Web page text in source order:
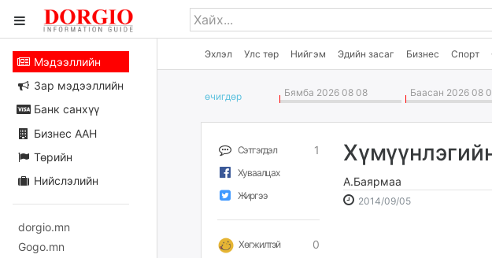
Эхлэл Улс төр Нийгэм Эдийн засаг Бизнес Спорт
Мэдээллийн
Зар мэдээллийн
Банк санхүү
Бизнес ААН
Төрийн
Нийслэлийн
dorgio.mn
Gogo.mn
өчигдѳр Бямба 2026 08 08 Баасан 2026 08
Сэтгэгдэл 1
Хуваалцах
Жиргээ
Хөгжилтэй 0
А.Баярмаа
2014/09/052014-
2026-